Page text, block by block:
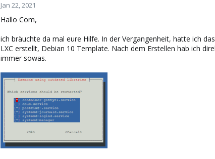
Jan 22, 2021
Hallo Com,
ich bräuchte da mal eure Hilfe. In der Vergangenheit, hatte ich
LXC erstellt, Debian 10 Template. Nach dem Erstellen hab ich
immer sowas.